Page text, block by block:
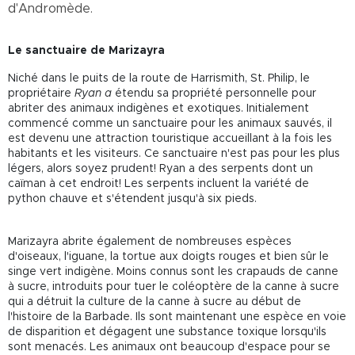
d'Andromède.
Le sanctuaire de Marizayra
Niché dans le puits de la route de Harrismith, St. Philip, le
propriétaire Ryan a étendu sa propriété personnelle pour
abriter des animaux indigènes et exotiques. Initialement
commencé comme un sanctuaire pour les animaux sauvés, il
est devenu une attraction touristique accueillant à la fois les
habitants et les visiteurs. Ce sanctuaire n'est pas pour les plus
légers, alors soyez prudent! Ryan a des serpents dont un
caïman à cet endroit! Les serpents incluent la variété de
python chauve et s'étendent jusqu'à six pieds.
Marizayra abrite également de nombreuses espèces
d'oiseaux, l'iguane, la tortue aux doigts rouges et bien sûr le
singe vert indigène. Moins connus sont les crapauds de canne
à sucre, introduits pour tuer le coléoptère de la canne à sucre
qui a détruit la culture de la canne à sucre au début de
l'histoire de la Barbade. Ils sont maintenant une espèce en voie
de disparition et dégagent une substance toxique lorsqu'ils
sont menacés. Les animaux ont beaucoup d'espace pour se